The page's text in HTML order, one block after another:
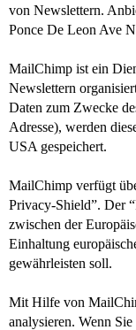
von Newslettern.
Ponce De Leon Ave
MailChimp ist ein
Newslettern
Daten zum Zwecke
Adresse), werden
USA gespeichert.
MailChimp verfügt
Privacy-Shield”. Der
zwischen der
Einhaltung
gewährleisten soll.
Mit Hilfe von
analysieren. Wenn